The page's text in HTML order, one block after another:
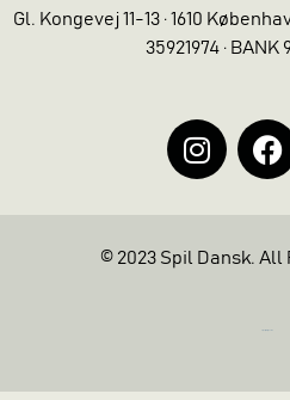
Gl. Kongevej 11-13 · 1610
35921974 · BANK
© 2023 Spil Dansk. All